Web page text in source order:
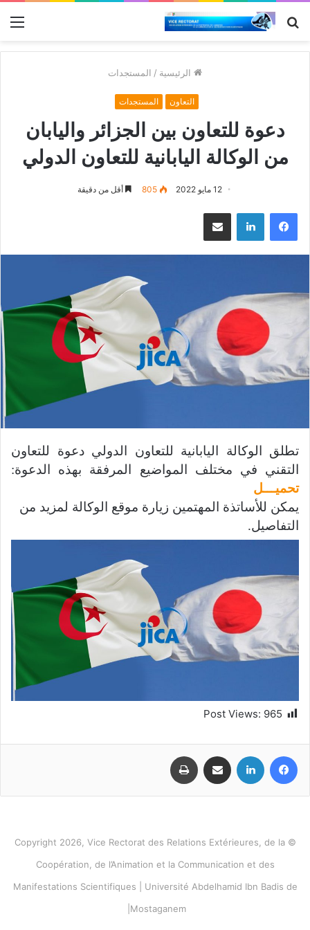
بحث
الرئيسية / المستجدات
التعاون المستجدات
دعوة للتعاون بين الجزائر واليابان
من الوكالة اليابانية للتعاون الدولي
12 مايو 2022 805 أقل من دقيقة
فيسبوك لينكدإن مشاركة عبر البريد
تطلق الوكالة اليابانية للتعاون الدولي دعوة للتعاون
التقني في مختلف المواضيع المرفقة بهذه الدعوة:
تحميـــل
يمكن للأساتذة المهتمين زيارة موقع الوكالة لمزيد من
التفاصيل.
Post Views: 965
فيسبوك لينكدإن مشاركة عبر البريد
© Copyright 2026, Vice Rectorat des Relations Extérieures, de la
Coopération, de l’Animation et la Communication et des
Manifestations Scientifiques | Université Abdelhamid Ibn Badis de
Mostaganem|